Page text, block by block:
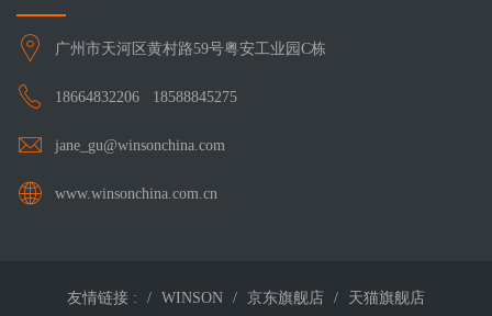
广州市天河区黄村路59号粤安工业园C栋
18664832206 18588845275
jane_gu@winsonchina.com
www.winsonchina.com.cn
友情链接 : WINSON 京东旗舰店 天猫旗舰店